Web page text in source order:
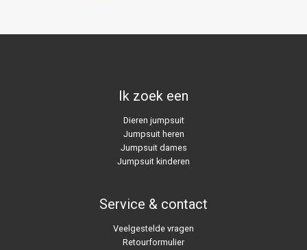
Ik zoek een
Dieren jumpsuit
Jumpsuit heren
Jumpsuit dames
Jumpsuit kinderen
Service & contact
Veelgestelde vragen
Retourformulier